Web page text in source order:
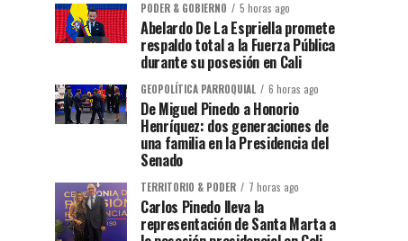
PODER & GOBIERNO 5 horas ago
Abelardo De La Espriella promete
respaldo total a la Fuerza Pública
durante su posesión en Cali
GEOPOLÍTICA PARROQUIAL 6 horas ago
De Miguel Pinedo a Honorio
Henríquez: dos generaciones de
una familia en la Presidencia del
Senado
TERRITORIO & PODER 7 horas ago
Carlos Pinedo lleva la
representación de Santa Marta a